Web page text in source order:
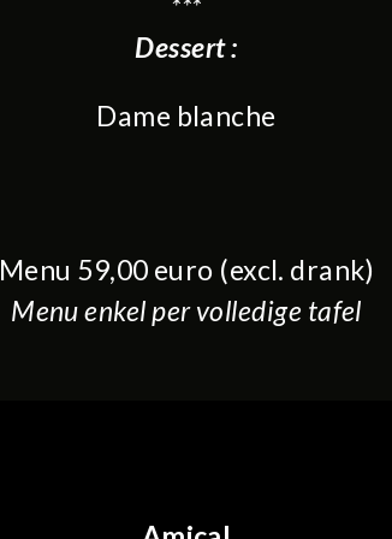
Dessert :
Dame blanche
Menu 59,00 euro (excl. drank)
Menu enkel per volledige tafel